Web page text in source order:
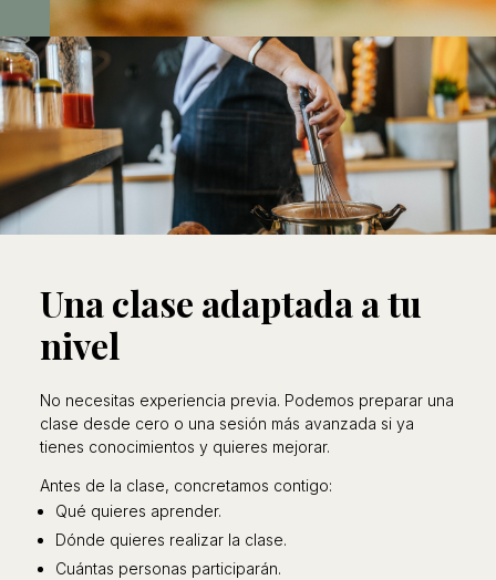
Una clase adaptada a tu
nivel
No necesitas experiencia previa. Podemos preparar una
clase desde cero o una sesión más avanzada si ya
tienes conocimientos y quieres mejorar.
Antes de la clase, concretamos contigo:
Qué quieres aprender.
Dónde quieres realizar la clase.
Cuántas personas participarán.